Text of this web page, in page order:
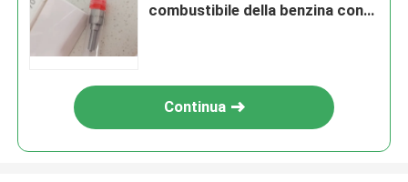
combustibile della benzina con
Continua